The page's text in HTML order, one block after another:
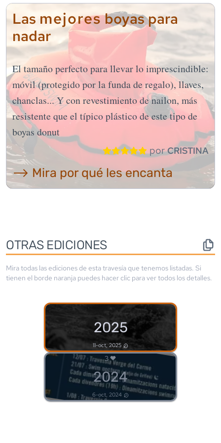
Las mejoresboyas para
nadar
El tamaño perfecto para llevar lo imprescindible:
móvil (protegido por la funda de regalo), llaves,
chanclas... Y con revestimiento de nailon, más
resistente que el típico plástico de este tipo de
boyas donut
porCRISTINA
⟶ Mira por qué les encanta
OTRAS EDICIONES
Mira todas las ediciones de esta travesía que tenemos listadas. Si
tienen el borde naranja puedes hacer clic para ver todos los detalles.
2025
11-oct, 2025
3
2024
6-oct, 2024